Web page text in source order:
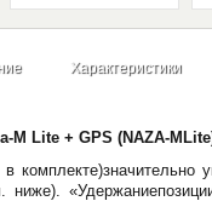
Купить
Характеристики
M Lite + GPS (NAZA-